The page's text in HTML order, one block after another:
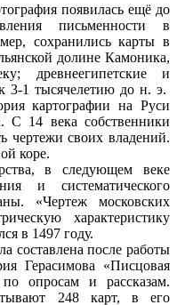
появилась ещё до
письменности в
сохранились карты в
долине Камоника,
древнеегипетские и
3-1 тысячелетию до н. э.
картографии на Руси
С 14 века собственники
своих владений.
коре.
в следующем веке
и систематического
«Чертеж московских
характеристику
в 1497 году.
составлена после работы
Герасимова «Писцовая
опросам и рассказам.
248 карт, в его